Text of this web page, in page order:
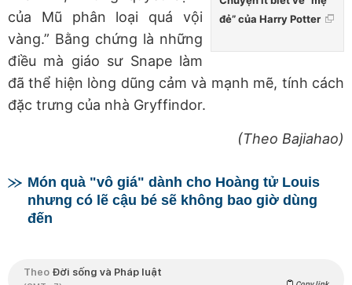
đẻ” của Harry Potter
của Mũ phân loại quá vội
vàng.” Bằng chứng là những
điều mà giáo sư Snape làm
đã thể hiện lòng dũng cảm và mạnh mẽ, tính cách
đặc trưng của nhà Gryffindor.
(Theo Bajiahao)
Món quà "vô giá" dành cho Hoàng tử Louis
nhưng có lẽ cậu bé sẽ không bao giờ dùng
đến
Theo Đời sống và Pháp luật